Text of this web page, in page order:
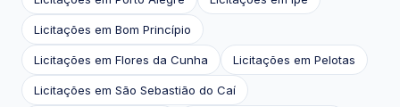
Licitações em Bom Princípio
Licitações em Flores da Cunha Licitações em Pelotas
Licitações em São Sebastião do Caí